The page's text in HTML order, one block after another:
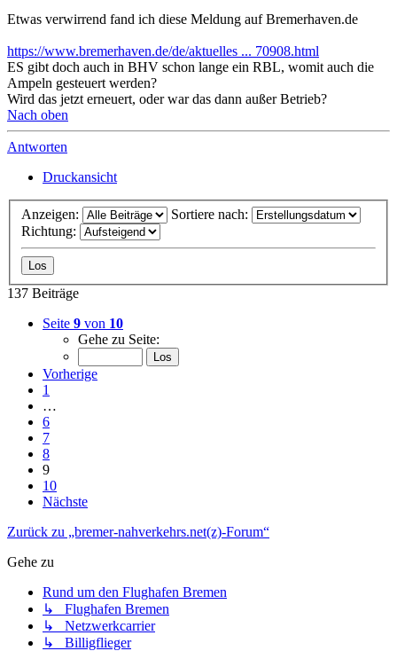
Etwas verwirrend fand ich diese Meldung auf Bremerhaven.de
https://www.bremerhaven.de/de/aktuelles ... 70908.html
ES gibt doch auch in BHV schon lange ein RBL, womit auch die
Ampeln gesteuert werden?
Wird das jetzt erneuert, oder war das dann außer Betrieb?
Nach oben
Antworten
Druckansicht
Anzeigen:
Sortiere nach:
Richtung:
137 Beiträge
Seite 9 von 10
Gehe zu Seite:
Vorherige
1
…
6
7
8
9
10
Nächste
Zurück zu „bremer-nahverkehrs.net(z)-Forum“
Gehe zu
Rund um den Flughafen Bremen
↳ Flughafen Bremen
↳ Netzwerkcarrier
↳ Billigflieger